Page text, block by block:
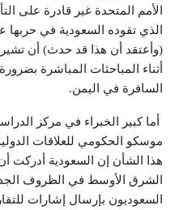
الأمم المتحدة غير قادرة على
الذي تقوده السعودية في
(وأعتقد أن هذا قد حدث) أن
أثناء المباحثات المباشرة
السافرة في اليمن.
أما كبير الخبراء في مركز
موسكو الحكومي للعلاقات
هذا الشأن إن السعودية أدركت
الشرق الأوسط في الظروف
السعوديون بإرسال إشارات